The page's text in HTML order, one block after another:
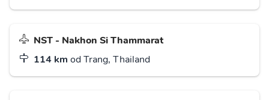
NST - Nakhon Si Thammarat
114 km od Trang, Thailand